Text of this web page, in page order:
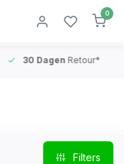
0
30 DagenRetour*
Filters